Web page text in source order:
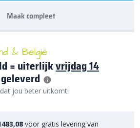
Maak compleet
& België
= uiterlijkvrijdag 14
jou beter uitkomt!
voor gratis levering van